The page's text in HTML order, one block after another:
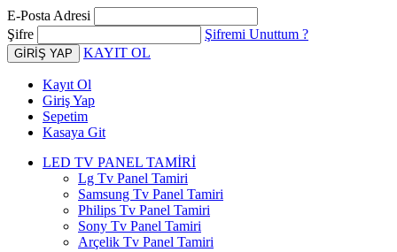
E-Posta Adresi
Şifre
Şifremi Unuttum ?
KAYIT OL
Kayıt Ol
Giriş Yap
Sepetim
Kasaya Git
LED TV PANEL TAMİRİ
Lg Tv Panel Tamiri
Samsung Tv Panel Tamiri
Philips Tv Panel Tamiri
Sony Tv Panel Tamiri
Arçelik Tv Panel Tamiri